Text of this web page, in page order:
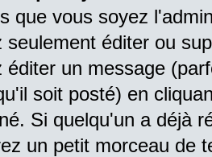
que vous soyez
seulement éditer ou
éditer un message
soit posté) en
Si quelqu'un a déjà
un petit morceau de